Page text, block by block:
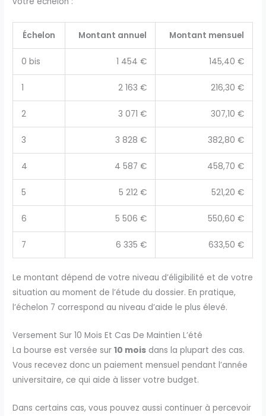
Échelon Montant annuel Montant mensuel
0 bis 1 454 € 145,40 €
1 2 163 € 216,30 €
2 3 071 € 307,10 €
3 3 828 € 382,80 €
4 4 587 € 458,70 €
5 5 212 € 521,20 €
6 5 506 € 550,60 €
7 6 335 € 633,50 €
Le montant dépend de votre niveau d’éligibilité et de votre
situation au moment de l’étude du dossier. En pratique,
l’échelon 7 correspond au niveau d’aide le plus élevé.
Versement Sur 10 Mois Et Cas De Maintien L’été
La bourse est versée sur10 mois dans la plupart des cas.
Vous recevez donc un paiement mensuel pendant l’année
universitaire, ce qui aide à lisser votre budget.
Dans certains cas, vous pouvez aussi continuer à percevoir